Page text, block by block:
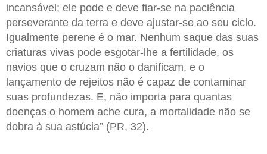
incansável; ele pode e deve fiar-se na paciência
perseverante da terra e deve ajustar-se ao seu ciclo.
Igualmente perene é o mar. Nenhum saque das suas
criaturas vivas pode esgotar-lhe a fertilidade, os
navios que o cruzam não o danificam, e o
lançamento de rejeitos não é capaz de contaminar
suas profundezas. E, não importa para quantas
doenças o homem ache cura, a mortalidade não se
dobra à sua astúcia” (PR, 32).